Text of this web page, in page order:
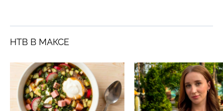
НТВ В МАКСЕ